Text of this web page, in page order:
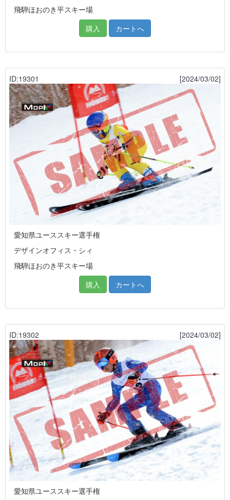
飛騨ほおのき平スキー場
購入
カートへ
ID:19301 [2024/03/02]
愛知県ユーススキー選手権
デザインオフィス・シィ
飛騨ほおのき平スキー場
購入
カートへ
ID:19302 [2024/03/02]
愛知県ユーススキー選手権